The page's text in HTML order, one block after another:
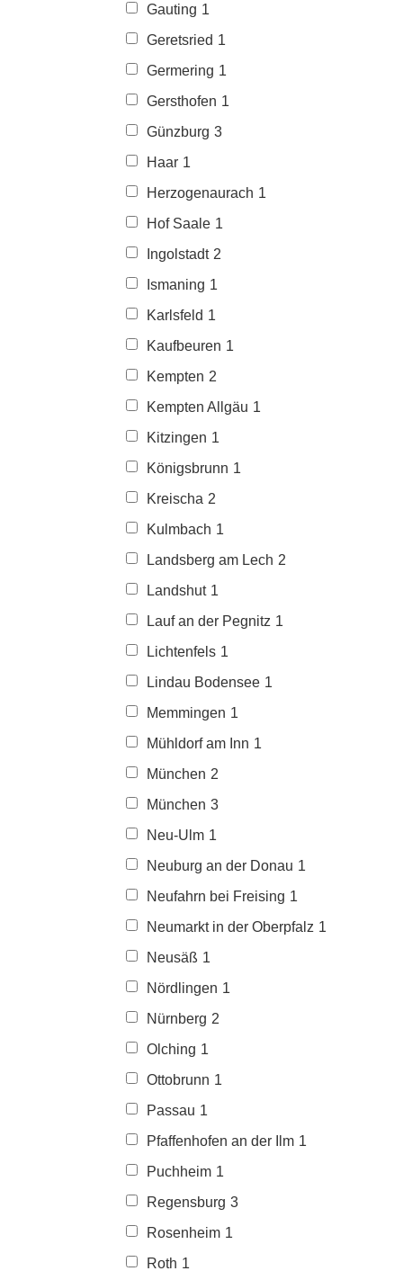
Gauting 1
Geretsried 1
Germering 1
Gersthofen 1
Günzburg 3
Haar 1
Herzogenaurach 1
Hof Saale 1
Ingolstadt 2
Ismaning 1
Karlsfeld 1
Kaufbeuren 1
Kempten 2
Kempten Allgäu 1
Kitzingen 1
Königsbrunn 1
Kreischa 2
Kulmbach 1
Landsberg am Lech 2
Landshut 1
Lauf an der Pegnitz 1
Lichtenfels 1
Lindau Bodensee 1
Memmingen 1
Mühldorf am Inn 1
München 2
München 3
Neu-Ulm 1
Neuburg an der Donau 1
Neufahrn bei Freising 1
Neumarkt in der Oberpfalz 1
Neusäß 1
Nördlingen 1
Nürnberg 2
Olching 1
Ottobrunn 1
Passau 1
Pfaffenhofen an der Ilm 1
Puchheim 1
Regensburg 3
Rosenheim 1
Roth 1